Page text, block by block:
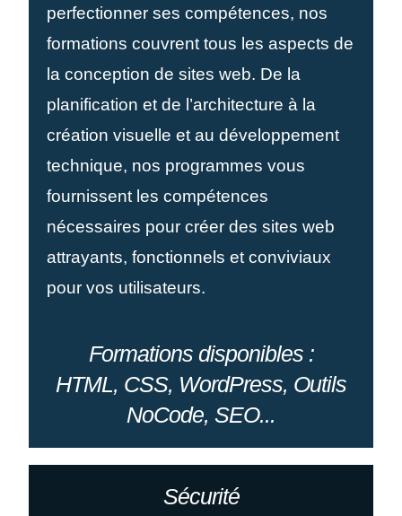
perfectionner ses compétences, nos
formations couvrent tous les aspects de
la conception de sites web. De la
planification et de l’architecture à la
création visuelle et au développement
technique, nos programmes vous
fournissent les compétences
nécessaires pour créer des sites web
attrayants, fonctionnels et conviviaux
pour vos utilisateurs.
Formations disponibles :
HTML, CSS, WordPress, Outils
NoCode, SEO...
Sécurité